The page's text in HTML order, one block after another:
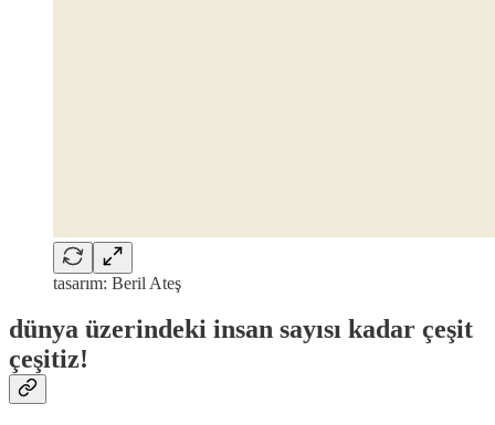
tasarım: Beril Ateş
dünya üzerindeki insan sayısı kadar çeşit
çeşitiz!